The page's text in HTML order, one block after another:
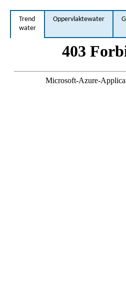
Trend
water
Oppervlaktewater